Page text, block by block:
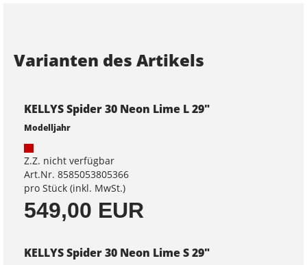
Varianten des Artikels
KELLYS Spider 30 Neon Lime L 29"
Modelljahr
Z.Z. nicht verfügbar
Art.Nr. 8585053805366
pro Stück (inkl. MwSt.)
549,00 EUR
KELLYS Spider 30 Neon Lime S 29"